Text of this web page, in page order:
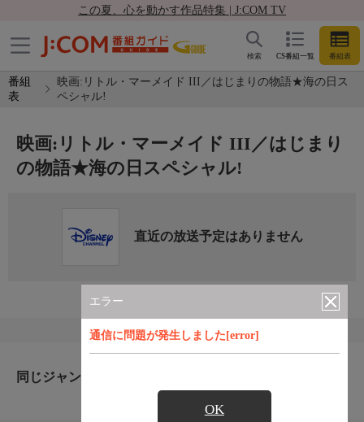
この夏、心を動かす作品特集 | J:COM TV
CS番組一覧 番組表
検索
番組
表
映画:リトル・マーメイド III／はじまりの物語★海の日ス
ペシャル!
エラー
通信に問題が発生しました[error]
OK
映画:リトル・マーメイド III／はじまり
の物語★海の日スペシャル!
直近の放送予定はありません
同じジャンルのおすすめ番組